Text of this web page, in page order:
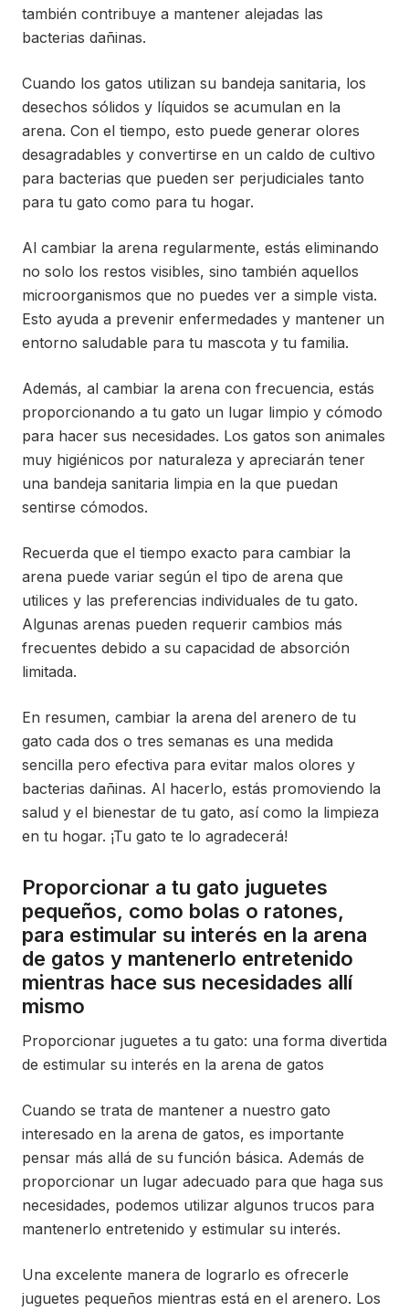
también contribuye a mantener alejadas las
bacterias dañinas.
Cuando los gatos utilizan su bandeja sanitaria, los
desechos sólidos y líquidos se acumulan en la
arena. Con el tiempo, esto puede generar olores
desagradables y convertirse en un caldo de cultivo
para bacterias que pueden ser perjudiciales tanto
para tu gato como para tu hogar.
Al cambiar la arena regularmente, estás eliminando
no solo los restos visibles, sino también aquellos
microorganismos que no puedes ver a simple vista.
Esto ayuda a prevenir enfermedades y mantener un
entorno saludable para tu mascota y tu familia.
Además, al cambiar la arena con frecuencia, estás
proporcionando a tu gato un lugar limpio y cómodo
para hacer sus necesidades. Los gatos son animales
muy higiénicos por naturaleza y apreciarán tener
una bandeja sanitaria limpia en la que puedan
sentirse cómodos.
Recuerda que el tiempo exacto para cambiar la
arena puede variar según el tipo de arena que
utilices y las preferencias individuales de tu gato.
Algunas arenas pueden requerir cambios más
frecuentes debido a su capacidad de absorción
limitada.
En resumen, cambiar la arena del arenero de tu
gato cada dos o tres semanas es una medida
sencilla pero efectiva para evitar malos olores y
bacterias dañinas. Al hacerlo, estás promoviendo la
salud y el bienestar de tu gato, así como la limpieza
en tu hogar. ¡Tu gato te lo agradecerá!
Proporcionar a tu gato juguetes
pequeños, como bolas o ratones,
para estimular su interés en la arena
de gatos y mantenerlo entretenido
mientras hace sus necesidades allí
mismo
Proporcionar juguetes a tu gato: una forma divertida
de estimular su interés en la arena de gatos
Cuando se trata de mantener a nuestro gato
interesado en la arena de gatos, es importante
pensar más allá de su función básica. Además de
proporcionar un lugar adecuado para que haga sus
necesidades, podemos utilizar algunos trucos para
mantenerlo entretenido y estimular su interés.
Una excelente manera de lograrlo es ofrecerle
juguetes pequeños mientras está en el arenero. Los